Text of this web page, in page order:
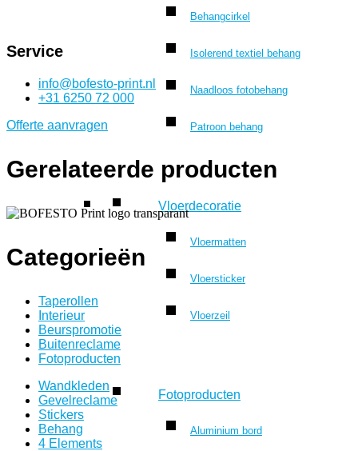
Behangcirkel
Isolerend textiel behang
Naadloos fotobehang
Patroon behang
Vloerdecoratie
Vloermatten
Vloersticker
Vloerzeil
Fotoproducten
Aluminium bord
Service
info@bofesto-print.nl
+31 6250 72 000
Offerte aanvragen
Gerelateerde producten
Categorieën
Taperollen
Interieur
Beurspromotie
Buitenreclame
Fotoproducten
Wandkleden
Gevelreclame
Stickers
Behang
4 Elements